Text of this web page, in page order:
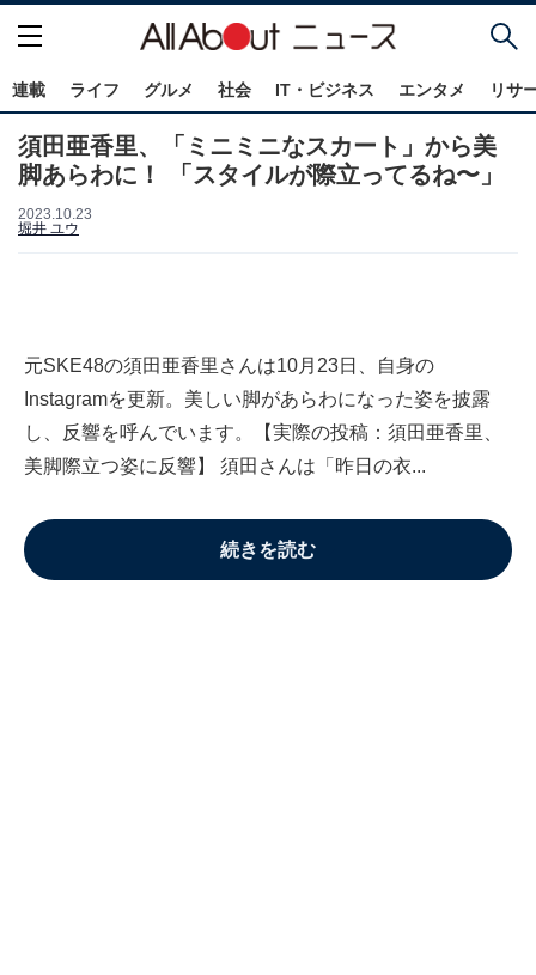
連載 ライフ グルメ 社会 IT・ビジネス エンタメ リサ
須田亜香里、「ミニミニなスカート」から美
脚あらわに！ 「スタイルが際立ってるね〜」
2023.10.23
堀井 ユウ
元SKE48の須田亜香里さんは10月23日、自身の
Instagramを更新。美しい脚があらわになった姿を披露
し、反響を呼んでいます。【実際の投稿：須田亜香里、
美脚際立つ姿に反響】 須田さんは「昨日の衣...
続きを読む